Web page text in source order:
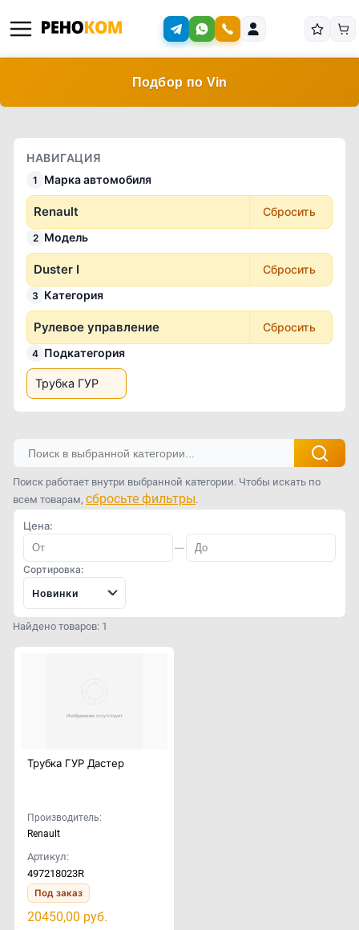
Подбор по Vin
НАВИГАЦИЯ
1 Марка автомобиля
Renault Сбросить
2 Модель
Duster I Сбросить
3 Категория
Рулевое управление Сбросить
4 Подкатегория
Трубка ГУР
Поиск работает внутри выбранной категории. Чтобы искать по
всем товарам, сбросьте фильтры.
Цена:
—
Сортировка:
Новинки
Найдено товаров: 1
Трубка ГУР Дастер
Производитель:
Renault
Артикул:
497218023R
Под заказ
20450,00 руб.